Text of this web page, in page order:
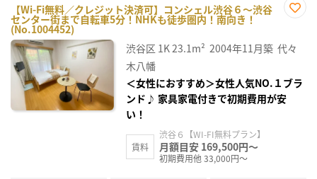
【Wi-Fi無料／クレジット決済可】コンシェル渋谷６～渋谷
センター街まで自転車5分！NHKも徒歩圏内！南向き！
(No.1004452)
り登
録
渋谷区 1K23.1m² 2004年11月築 代々
木八幡
＜女性におすすめ＞女性人気NO.１ブラ
ンド♪ 家具家電付きで初期費用が安
い！
賃料
渋谷６【WI-FI無料プラン】
月額目安 169,500円～
初期費用他 33,000円～